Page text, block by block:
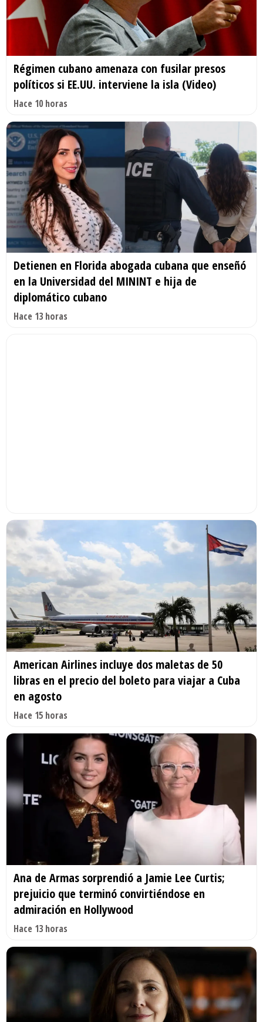
Régimen cubano amenaza con fusilar presos
políticos si EE.UU. interviene la isla (Video)
Hace 10 horas
Detienen en Florida abogada cubana que enseñó
en la Universidad del MININT e hija de
diplomático cubano
Hace 13 horas
American Airlines incluye dos maletas de 50
libras en el precio del boleto para viajar a Cuba
en agosto
Hace 15 horas
Ana de Armas sorprendió a Jamie Lee Curtis;
prejuicio que terminó convirtiéndose en
admiración en Hollywood
Hace 13 horas